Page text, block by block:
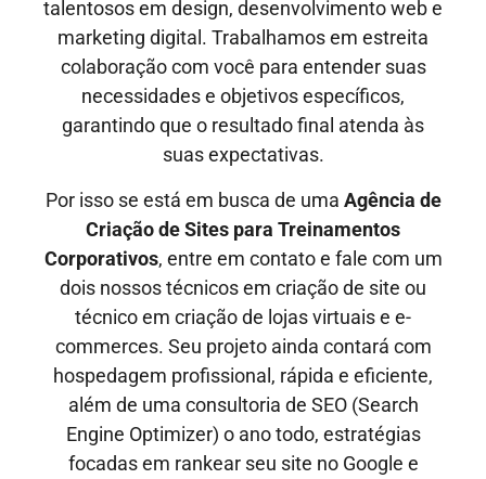
talentosos em design, desenvolvimento web e
marketing digital. Trabalhamos em estreita
colaboração com você para entender suas
necessidades e objetivos específicos,
garantindo que o resultado final atenda às
suas expectativas.
Por isso se está em busca de uma Agência de
Criação de Sites para Treinamentos
Corporativos, entre em contato e fale com um
dois nossos técnicos em criação de site ou
técnico em criação de lojas virtuais e e-
commerces. Seu projeto ainda contará com
hospedagem profissional, rápida e eficiente,
além de uma consultoria de SEO (Search
Engine Optimizer) o ano todo, estratégias
focadas em rankear seu site no Google e